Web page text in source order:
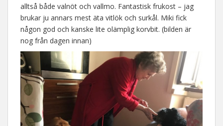
alltså både valnöt och vallmo. Fantastisk frukost – jag
brukar ju annars mest äta vitlök och surkål. Miki fick
någon god och kanske lite olämplig korvbit. (bilden är
nog från dagen innan)